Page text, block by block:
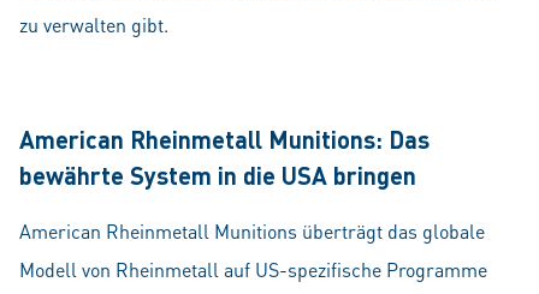
zu verwalten gibt.
American Rheinmetall Munitions: Das
bewährte System in die USA bringen
American Rheinmetall Munitions überträgt das globale
Modell von Rheinmetall auf US-spezifische Programme